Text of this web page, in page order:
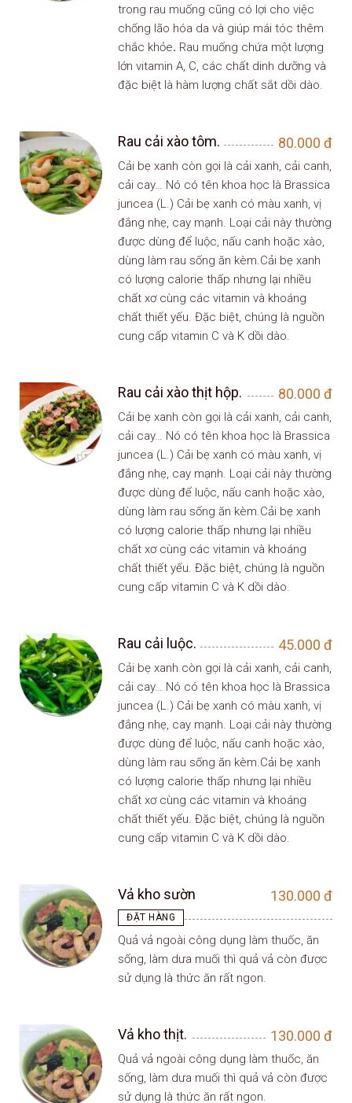
trong rau muống cũng có lợi cho việc
chống lão hóa da và giúp mái tóc thêm
chắc khỏe. Rau muống chứa một lượng
lớn vitamin A, C, các chất dinh dưỡng và
đặc biệt là hàm lượng chất sắt dồi dào.
80.000 đ
Rau cải xào tôm.
Cải bẹ xanh còn gọi là cải xanh, cải canh,
cải cay… Nó có tên khoa học là Brassica
juncea (L.) Cải bẹ xanh có màu xanh, vị
đắng nhẹ, cay mạnh. Loại cải này thường
được dùng để luộc, nấu canh hoặc xào,
dùng làm rau sống ăn kèm.Cải bẹ xanh
có lượng calorie thấp nhưng lại nhiều
chất xơ cùng các vitamin và khoáng
chất thiết yếu. Đặc biệt, chúng là nguồn
cung cấp vitamin C và K dồi dào.
80.000 đ
Rau cải xào thịt hộp.
Cải bẹ xanh còn gọi là cải xanh, cải canh,
cải cay… Nó có tên khoa học là Brassica
juncea (L.) Cải bẹ xanh có màu xanh, vị
đắng nhẹ, cay mạnh. Loại cải này thường
được dùng để luộc, nấu canh hoặc xào,
dùng làm rau sống ăn kèm.Cải bẹ xanh
có lượng calorie thấp nhưng lại nhiều
chất xơ cùng các vitamin và khoáng
chất thiết yếu. Đặc biệt, chúng là nguồn
cung cấp vitamin C và K dồi dào.
45.000 đ
Rau cải luộc.
Cải bẹ xanh còn gọi là cải xanh, cải canh,
cải cay… Nó có tên khoa học là Brassica
juncea (L.) Cải bẹ xanh có màu xanh, vị
đắng nhẹ, cay mạnh. Loại cải này thường
được dùng để luộc, nấu canh hoặc xào,
dùng làm rau sống ăn kèm.Cải bẹ xanh
có lượng calorie thấp nhưng lại nhiều
chất xơ cùng các vitamin và khoáng
chất thiết yếu. Đặc biệt, chúng là nguồn
cung cấp vitamin C và K dồi dào.
130.000 đ
Vả kho sườn
ĐẶT HÀNG
Quả vả ngoài công dụng làm thuốc, ăn
sống, làm dưa muối thì quả vả còn được
sử dụng là thức ăn rất ngon.
130.000 đ
Vả kho thịt.
Quả vả ngoài công dụng làm thuốc, ăn
sống, làm dưa muối thì quả vả còn được
sử dụng là thức ăn rất ngon.